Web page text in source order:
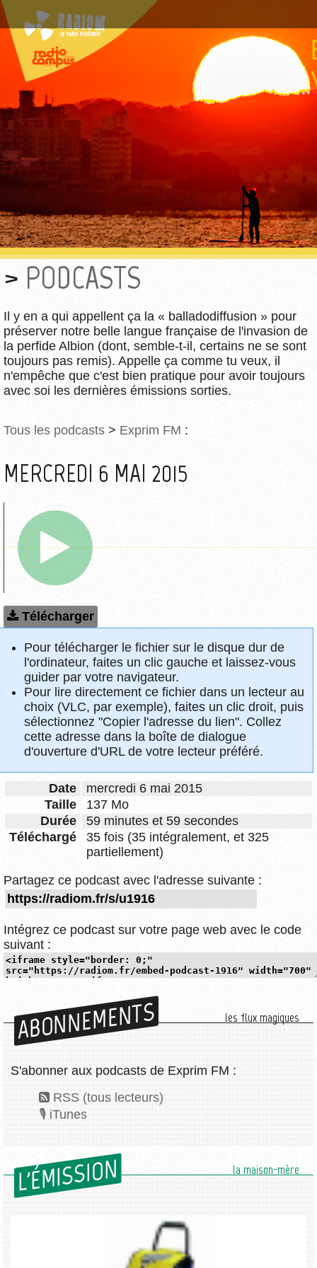
PODCASTS
Il y en a qui appellent ça la « balladodiffusion » pour
préserver notre belle langue française de l'invasion de
la perfide Albion (dont, semble-t-il, certains ne se sont
toujours pas remis). Appelle ça comme tu veux, il
n'empêche que c'est bien pratique pour avoir toujours
avec soi les dernières émissions sorties.
Tous les podcasts > Exprim FM :
MERCREDI 6 MAI 2015
Télécharger
Pour télécharger le fichier sur le disque dur de
l'ordinateur, faites un clic gauche et laissez-vous
guider par votre navigateur.
Pour lire directement ce fichier dans un lecteur au
choix (VLC, par exemple), faites un clic droit, puis
sélectionnez "Copier l'adresse du lien". Collez
cette adresse dans la boîte de dialogue
d'ouverture d'URL de votre lecteur préféré.
Date
mercredi 6 mai 2015
Taille
137 Mo
Durée
59 minutes et 59 secondes
Téléchargé
35 fois (35 intégralement, et 325
partiellement)
Partagez ce podcast avec l'adresse suivante :
Intégrez ce podcast sur votre page web avec le code
suivant :
ABONNEMENTS les flux magiques
S'abonner aux podcasts de Exprim FM :
RSS (tous lecteurs)
iTunes
L'ÉMISSION la maison-mère